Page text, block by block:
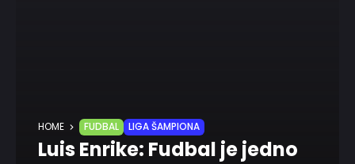
HOME FUDBAL LIGA ŠAMPIONA
Luis Enrike: Fudbal je jedno